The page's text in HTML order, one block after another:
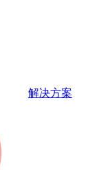
解决方案